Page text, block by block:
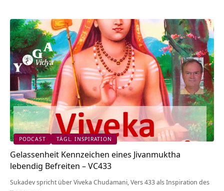
PODCAST TÄGL. INSPIRATION
Gelassenheit Kennzeichen eines Jivanmuktha
lebendig Befreiten – VC433
Sukadev spricht über Viveka Chudamani, Vers 433 als Inspiration des